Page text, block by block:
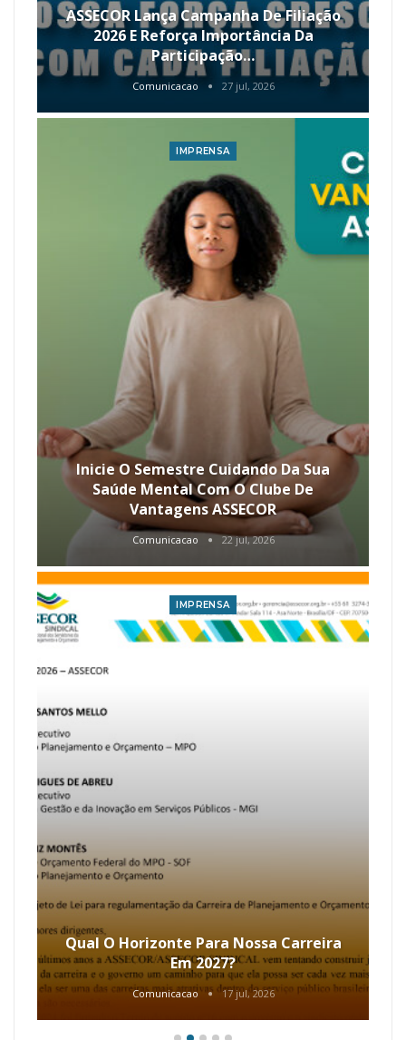
ASSECOR Lança Campanha De Filiação
2026 E Reforça Importância Da
Participação…
Comunicacao 27 jul, 2026
IMPRENSA
Inicie O Semestre Cuidando Da Sua
Saúde Mental Com O Clube De
Vantagens ASSECOR
Comunicacao 22 jul, 2026
IMPRENSA
Qual O Horizonte Para Nossa Carreira
Em 2027?
Comunicacao 17 jul, 2026